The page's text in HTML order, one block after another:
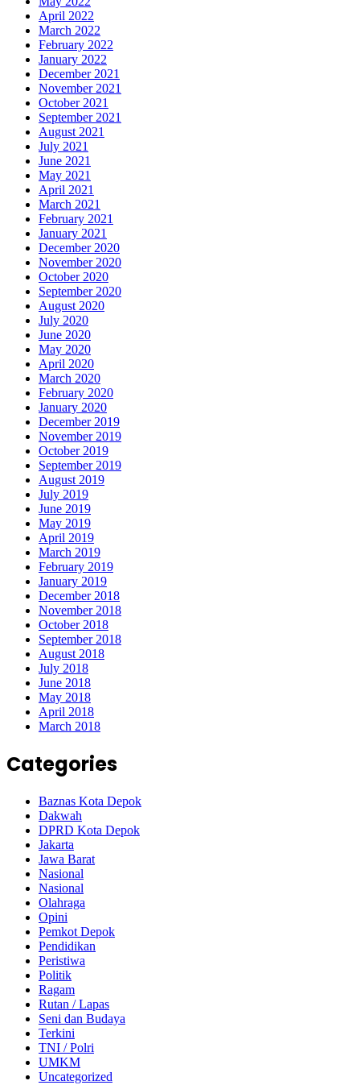
April 2022
March 2022
February 2022
January 2022
December 2021
November 2021
October 2021
September 2021
August 2021
July 2021
June 2021
May 2021
April 2021
March 2021
February 2021
January 2021
December 2020
November 2020
October 2020
September 2020
August 2020
July 2020
June 2020
May 2020
April 2020
March 2020
February 2020
January 2020
December 2019
November 2019
October 2019
September 2019
August 2019
July 2019
June 2019
May 2019
April 2019
March 2019
February 2019
January 2019
December 2018
November 2018
October 2018
September 2018
August 2018
July 2018
June 2018
May 2018
April 2018
March 2018
Categories
Baznas Kota Depok
Dakwah
DPRD Kota Depok
Jakarta
Jawa Barat
Nasional
Nasional
Olahraga
Opini
Pemkot Depok
Pendidikan
Peristiwa
Politik
Ragam
Rutan / Lapas
Seni dan Budaya
Terkini
TNI / Polri
UMKM
Uncategorized